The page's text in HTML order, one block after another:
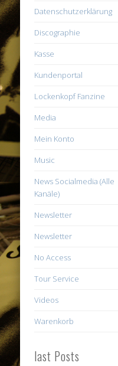
Datenschutzerklärung
Discographie
Kasse
Kundenportal
Lockenkopf Fanzine
Media
Mein Konto
Music
News Socialmedia (Alle
Kanäle)
Newsletter
Newsletter
No Access
Tour Service
Videos
Warenkorb
last Posts